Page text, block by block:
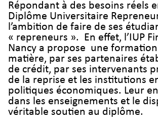
Répondant à des besoins réels
Diplôme Universitaire
l’ambition de faire de ses
« repreneurs ». En effet, l’IUP
Nancy a propose une formation
matière, par ses partenaires
de crédit, par ses intervenants
de la reprise et les institutions
politiques économiques. Leur
dans les enseignements et le
véritable soutien au diplôme.